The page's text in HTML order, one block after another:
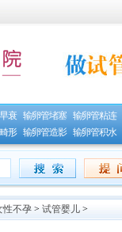
衰
形
输卵管堵塞
输卵管造影
输卵管粘连
输卵管积水
性不孕 > 试管婴儿 >